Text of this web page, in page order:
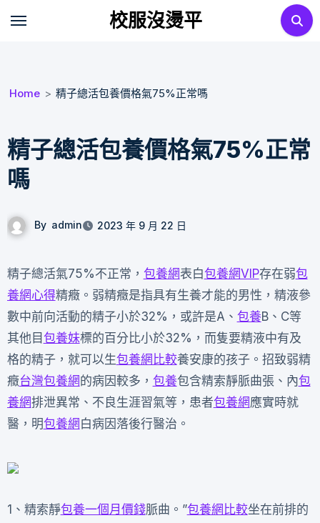
校服沒燙平
Home 精子總活包養價格氣75%正常嗎
精子總活包養價格氣75%正常
嗎
By admin 2023 年 9 月 22 日
精子總活氣75%不正常， 包養網表白包養網VIP存在弱包
養網心得精癥。弱精癥是指具有生養才能的男性，精液參
數中前向活動的精子小於32%，或許是A、 包養B、C等
其他目 包養妹標的百分比小於32%，而隻要精液中有及
格的精子，就可以生包養網比較養安康的孩子。招致弱精
癥台灣包養網的病因較多， 包養包含精索靜脈曲張、內包
養網排泄異常、不良生涯習氣等，患者包養網應實時就
醫，明包養網 白病因落後行醫治。
1、精索靜包養一個月價錢脈曲。”包養網比較坐在前排的